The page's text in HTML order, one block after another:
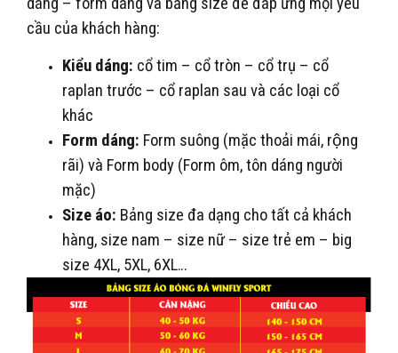
cầu của khách hàng:
Kiểu dáng: cổ tim – cổ tròn – cổ trụ – cổ
raplan trước – cổ raplan sau và các loại cổ
khác
Form dáng: Form suông (mặc thoải mái, rộng
rãi) và Form body (Form ôm, tôn dáng người
mặc)
Size áo: Bảng size đa dạng cho tất cả khách
hàng, size nam – size nữ – size trẻ em – big
size 4XL, 5XL, 6XL…